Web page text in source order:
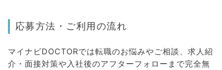
応募方法・ご利用の流れ
マイナビDOCTORでは転職のお悩みやご相談、求人紹
介・面接対策や入社後のアフターフォローまで完全無